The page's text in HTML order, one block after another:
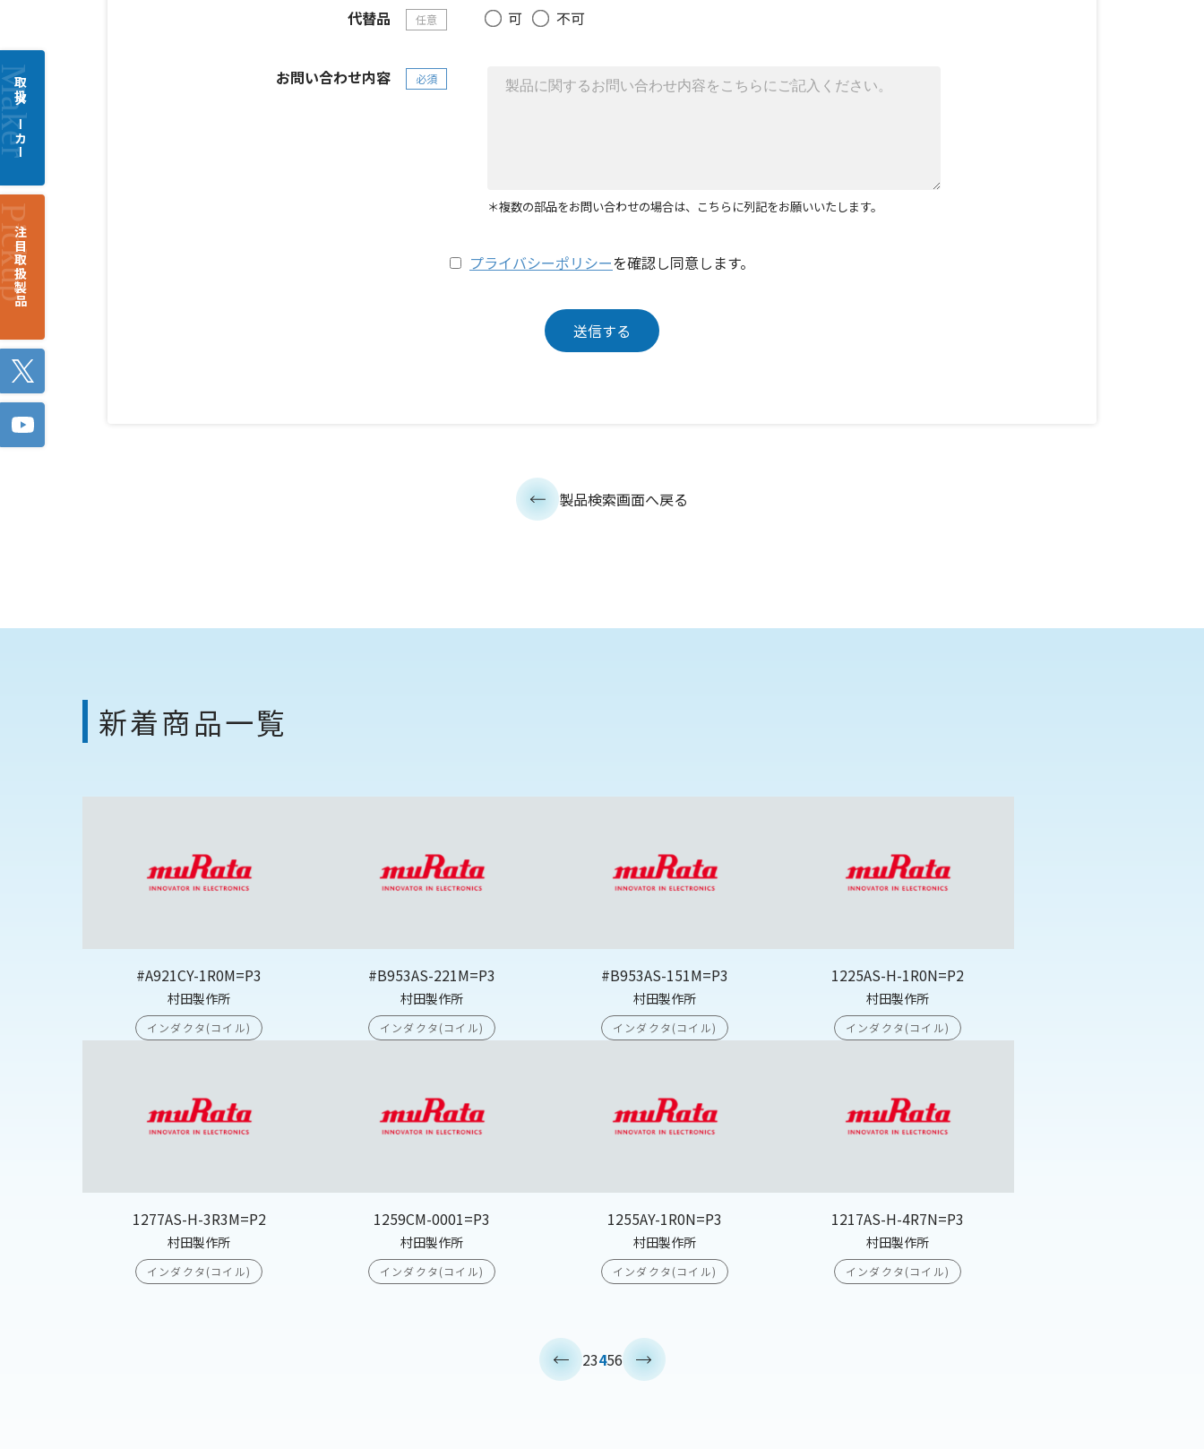
代替品 任意 可 不可
お問い合わせ内容 必須
＊複数の部品をお問い合わせの場合は、こちらに列記をお願いいたします。
プライバシーポリシーを確認し同意します。
製品検索画面へ戻る
新着商品一覧
#A921CY-1R0M=P3
村田製作所
インダクタ(コイル)
#B953AS-221M=P3
村田製作所
インダクタ(コイル)
#B953AS-151M=P3
村田製作所
インダクタ(コイル)
1225AS-H-1R0N=P2
村田製作所
インダクタ(コイル)
1277AS-H-3R3M=P2
村田製作所
インダクタ(コイル)
1259CM-0001=P3
村田製作所
インダクタ(コイル)
1255AY-1R0N=P3
村田製作所
インダクタ(コイル)
1217AS-H-4R7N=P3
村田製作所
インダクタ(コイル)
23456
取扱メーカー
注目取扱製品